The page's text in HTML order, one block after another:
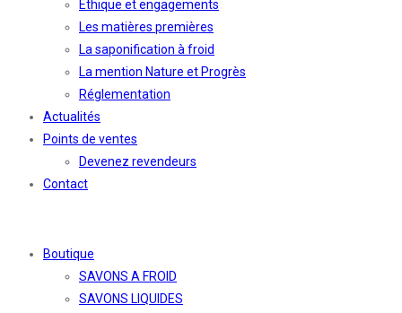
Ethique et engagements
Les matières premières
La saponification à froid
La mention Nature et Progrès
Réglementation
Actualités
Points de ventes
Devenez revendeurs
Contact
Boutique
SAVONS A FROID
SAVONS LIQUIDES